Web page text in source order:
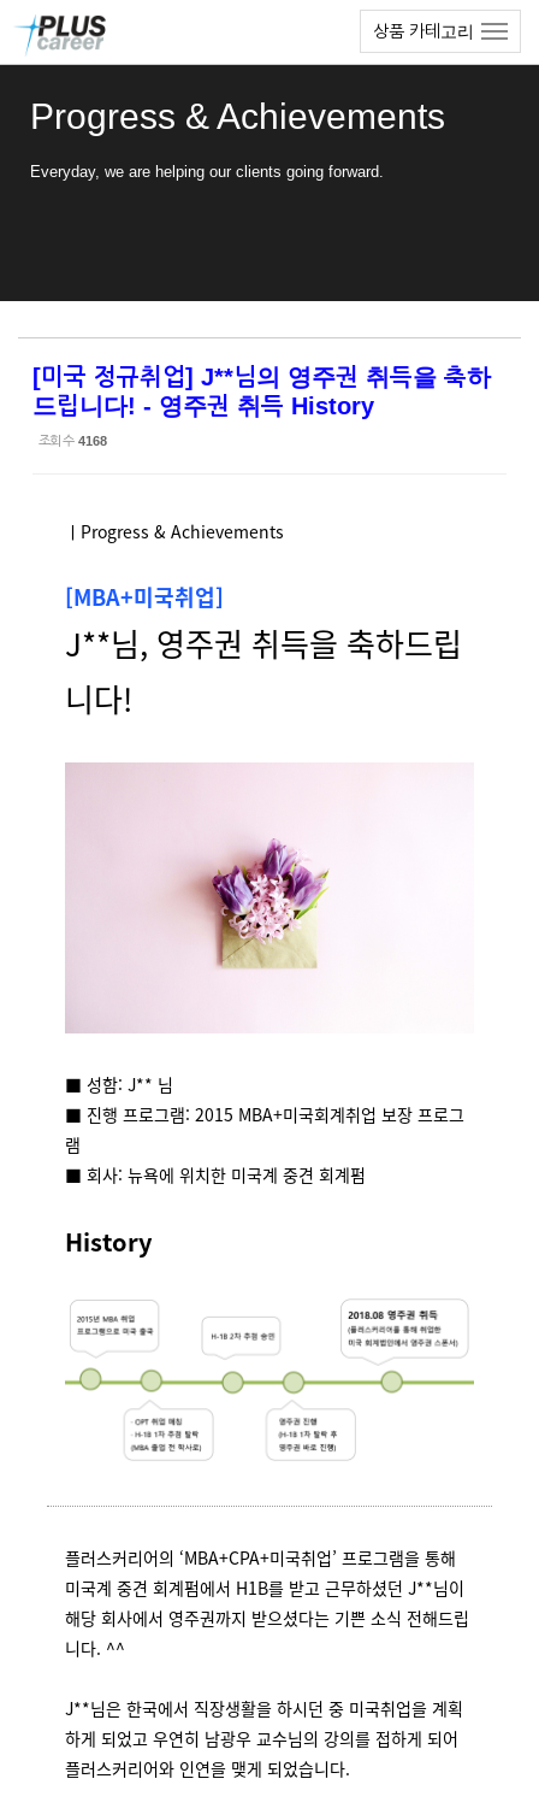
상품 카테고리
Progress & Achievements
Everyday, we are helping our clients going forward.
[미국 정규취업] J**님의 영주권 취득을 축하
드립니다! - 영주권 취득 History
조회 수 4168
ㅣProgress & Achievements
[MBA+미국취업]
J**님, 영주권 취득을 축하드립
니다!
■ 성함: J** 님
■ 진행 프로그램: 2015 MBA+미국회계취업 보장 프로그
램
■ 회사: 뉴욕에 위치한 미국계 중견 회계펌
History
플러스커리어의 ‘MBA+CPA+미국취업’ 프로그램을 통해
미국계 중견 회계펌에서 H1B를 받고 근무하셨던 J**님이
해당 회사에서 영주권까지 받으셨다는 기쁜 소식 전해드립
니다. ^^
J**님은 한국에서 직장생활을 하시던 중 미국취업을 계획
하게 되었고 우연히 남광우 교수님의 강의를 접하게 되어
플러스커리어와 인연을 맺게 되었습니다.